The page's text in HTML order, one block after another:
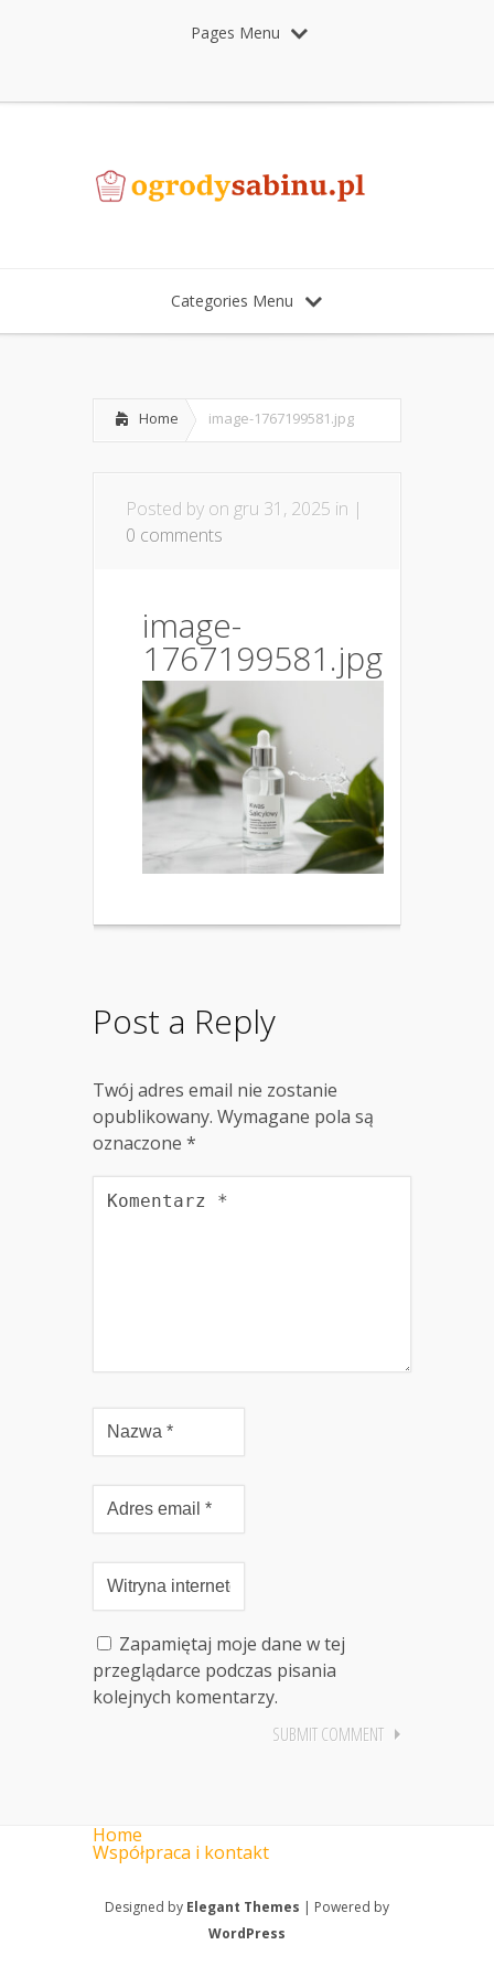
Pages Menu
Categories Menu
Home image-1767199581.jpg
Posted by on gru 31, 2025 in |
0 comments
image-
1767199581.jpg
Post a Reply
Twój adres email nie zostanie
opublikowany. Wymagane pola są
oznaczone *
Zapamiętaj moje dane w tej
przeglądarce podczas pisania
kolejnych komentarzy.
Home
Współpraca i kontakt
Designed by Elegant Themes | Powered by
WordPress